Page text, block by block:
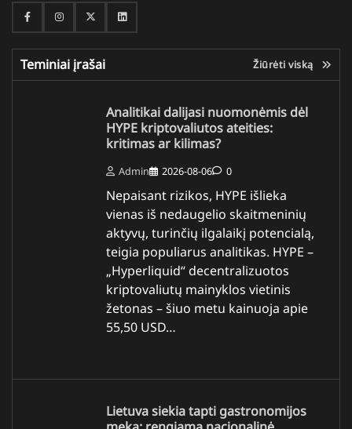
FacebookInstagramTwitterLinkedin
Teminiai įrašai Žiūrėti viską
Analitikai dalijasi nuomonėmis dėl
HYPE kriptovaliutos ateities:
kritimas ar kilimas?
Admin 2026-08-06 0
Nepaisant rizikos, HYPE išlieka
vienas iš nedaugelio skaitmeninių
aktyvų, turinčių ilgalaikį potencialą,
teigia populiarus analitikas. HYPE –
„Hyperliquid“ decentralizuotos
kriptovaliutų mainyklos vietinis
žetonas – šiuo metu kainuoja apie
55,50 USD…
Lietuva siekia tapti gastronomijos